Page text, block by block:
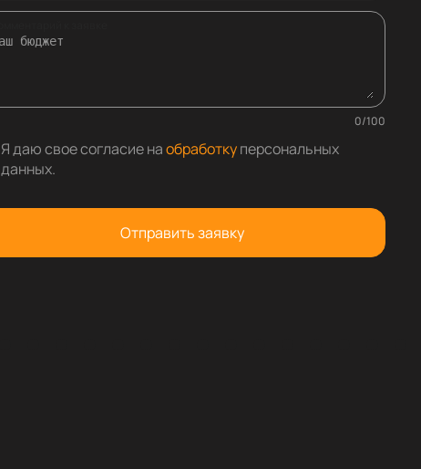
0/100
Я даю свое согласие наобработкуперсональных
данных.
Отправить заявку